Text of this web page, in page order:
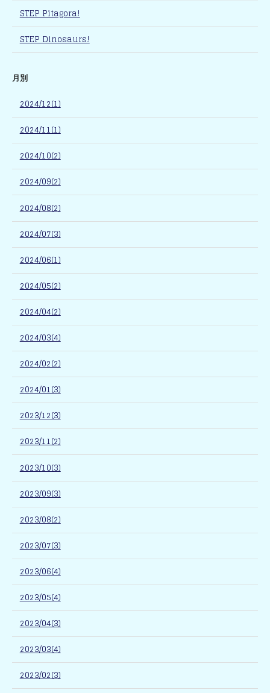
STEP Pitagora!
STEP Dinosaurs!
月別
2024/12(1)
2024/11(1)
2024/10(2)
2024/09(2)
2024/08(2)
2024/07(3)
2024/06(1)
2024/05(2)
2024/04(2)
2024/03(4)
2024/02(2)
2024/01(3)
2023/12(3)
2023/11(2)
2023/10(3)
2023/09(3)
2023/08(2)
2023/07(3)
2023/06(4)
2023/05(4)
2023/04(3)
2023/03(4)
2023/02(3)